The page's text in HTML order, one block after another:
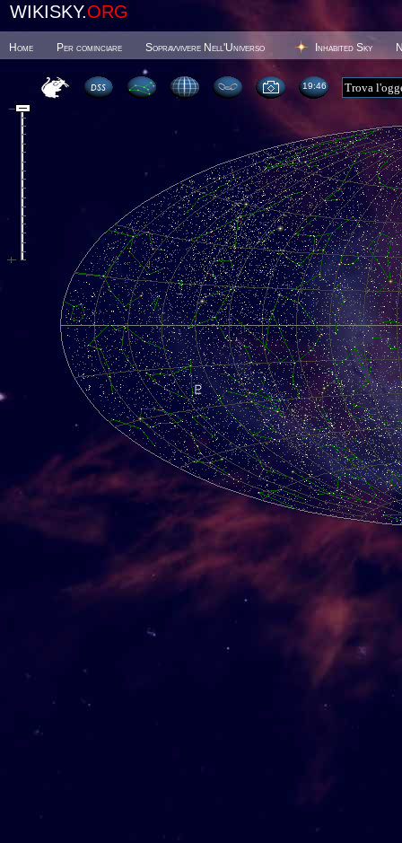
WIKISKY.ORG
Home Per cominciare Sopravvivere Nell'Universo Inhabited Sky
19 46